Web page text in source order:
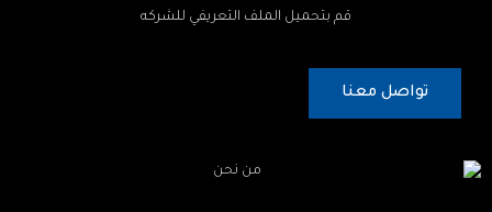
قم بتحميل الملف التعريفي للشركه
تواصل معنا